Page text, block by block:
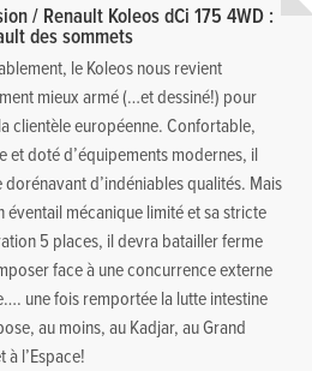
/ Renault Koleos dCi 175 4WD :
des sommets
le Koleos nous revient
mieux armé (…et dessiné!) pour
clientèle européenne. Confortable,
et doté d’équipements modernes, il
dorénavant d’indéniables qualités. Mais
éventail mécanique limité et sa stricte
5 places, il devra batailler ferme
face à une concurrence externe
une fois remportée la lutte intestine
au moins, au Kadjar, au Grand
à l’Espace!